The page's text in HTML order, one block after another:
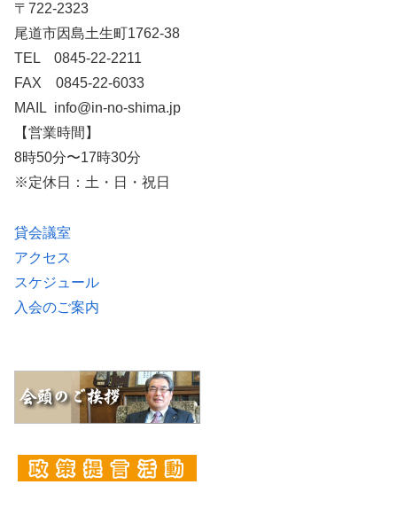
〒722-2323
尾道市因島土生町1762-38
TEL 0845-22-2211
FAX 0845-22-6033
MAIL info@in-no-shima.jp
【営業時間】
8時50分〜17時30分
※定休日：土・日・祝日
貸会議室
アクセス
スケジュール
入会のご案内